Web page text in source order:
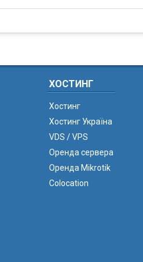
ХОСТИНГ
Хостинг
Хостинг Україна
VDS / VPS
Оренда сервера
Оренда Mikrotik
Colocation